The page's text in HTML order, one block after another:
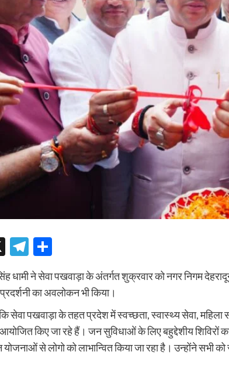
X Telegram
धामी ने सेवा पखवाड़ा के अंतर्गत शुक्रवार को नगर निगम
का अवलोकन भी किया।
सेवा पखवाड़ा के तहत प्रदेश में स्वच्छता, स्वास्थ्य सेवा,
आयोजित किए जा रहे हैं। जन सुविधाओं के लिए बहुद्देशीय
योजनाओं से लोगो को लाभान्वित किया जा रहा है। उन्होंने सभी